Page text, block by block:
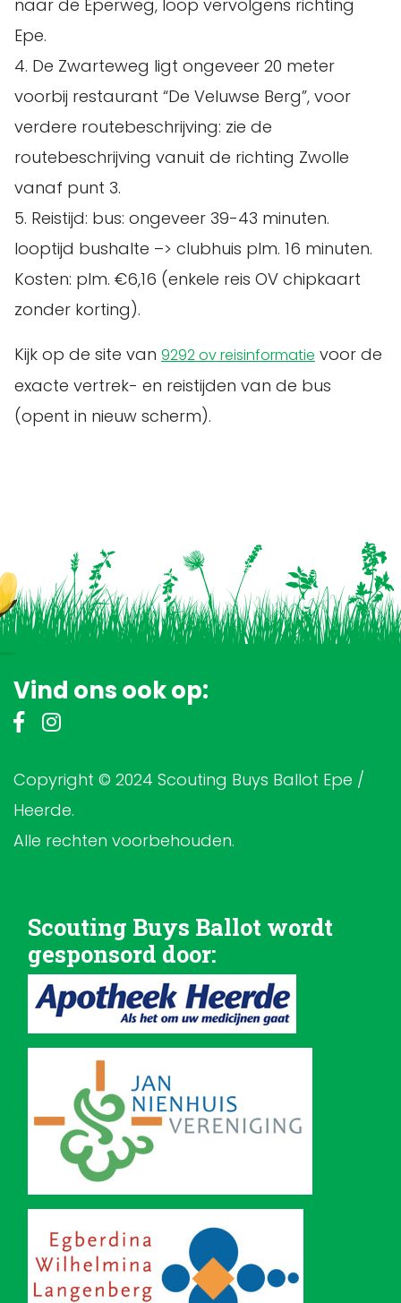
naar de Eperweg, loop vervolgens richting
Epe.
4. De Zwarteweg ligt ongeveer 20 meter
voorbij restaurant “De Veluwse Berg”, voor
verdere routebeschrijving: zie de
routebeschrijving vanuit de richting Zwolle
vanaf punt 3.
5. Reistijd: bus: ongeveer 39-43 minuten.
looptijd bushalte –> clubhuis plm. 16 minuten.
Kosten: plm. €6,16 (enkele reis OV chipkaart
zonder korting).
Kijk op de site van 9292 ov reisinformatie voor de
exacte vertrek- en reistijden van de bus
(opent in nieuw scherm).
Vind ons ook op:
Copyright © 2024 Scouting Buys Ballot Epe /
Heerde.
Alle rechten voorbehouden.
Scouting Buys Ballot wordt
gesponsord door: